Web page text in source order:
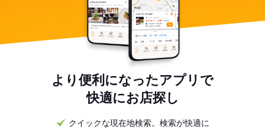
より便利になったアプリで
快適にお店探し
クイックな現在地検索。検索が快適に